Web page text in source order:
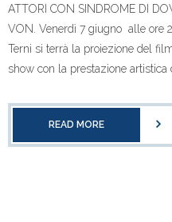
ATTORI CON SINDROME DI
VON. Venerdì 7 giugno alle ore
Terni si terrà la proiezione del
show con la prestazione artistica
READ MORE